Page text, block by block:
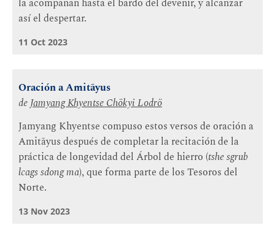
la acompañan hasta el bardo del devenir, y alcanzar
así el despertar.
11 Oct 2023
Oración a Amitāyus
deJamyang Khyentse Chökyi Lodrö
Jamyang Khyentse compuso estos versos de oración a
Amitāyus después de completar la recitación de la
práctica de longevidad del Árbol de hierro (tshe sgrub
lcags sdong ma), que forma parte de los Tesoros del
Norte.
13 Nov 2023